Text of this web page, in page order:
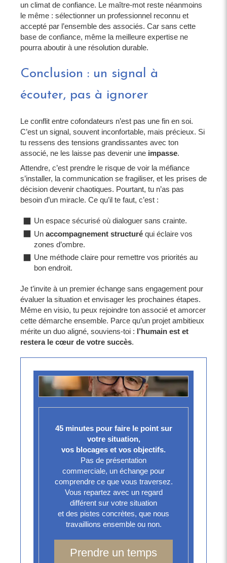
un climat de confiance. Le maître-mot reste néanmoins
le même : sélectionner un professionnel reconnu et
accepté par l’ensemble des associés. Car sans cette
base de confiance, même la meilleure expertise ne
pourra aboutir à une résolution durable.
Conclusion : un signal à
écouter, pas à ignorer
Le conflit entre cofondateurs n’est pas une fin en soi.
C’est un signal, souvent inconfortable, mais précieux. Si
tu ressens des tensions grandissantes avec ton
associé, ne les laisse pas devenir une impasse.
Attendre, c’est prendre le risque de voir la méfiance
s’installer, la communication se fragiliser, et les prises de
décision devenir chaotiques. Pourtant, tu n’as pas
besoin d’un miracle. Ce qu’il te faut, c’est :
Un espace sécurisé où dialoguer sans crainte.
Un accompagnement structuré qui éclaire vos
zones d’ombre.
Une méthode claire pour remettre vos priorités au
bon endroit.
Je t’invite à un premier échange sans engagement pour
évaluer la situation et envisager les prochaines étapes.
Même en visio, tu peux rejoindre ton associé et amorcer
cette démarche ensemble. Parce qu’un projet ambitieux
mérite un duo aligné, souviens-toi : l’humain est et
restera le cœur de votre succès.
45 minutes pour faire le point sur
votre situation,
vos blocages et vos objectifs.
Pas de présentation
commerciale, un échange pour
comprendre ce que vous traversez.
Vous repartez avec un regard
différent sur votre situation
et des pistes concrètes, que nous
travaillions ensemble ou non.
Prendre un temps